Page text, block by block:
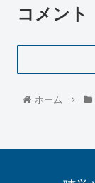
コメント
ホーム